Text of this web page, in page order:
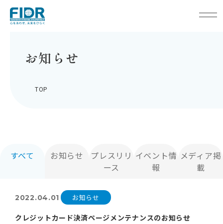
お知らせ
TOP
すべて お知らせ
プレスリリ
ース
イベント情
報
メディア掲
載
2022.04.01 お知らせ
クレジットカード決済ページメンテナンスのお知らせ